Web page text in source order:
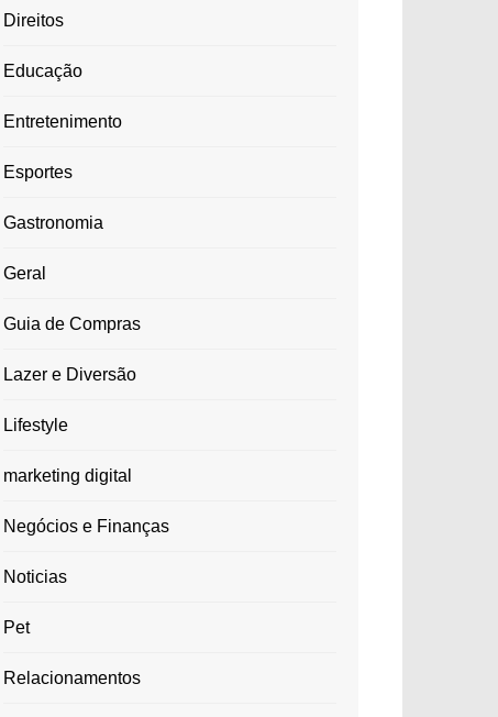
Direitos
Educação
Entretenimento
Esportes
Gastronomia
Geral
Guia de Compras
Lazer e Diversão
Lifestyle
marketing digital
Negócios e Finanças
Noticias
Pet
Relacionamentos